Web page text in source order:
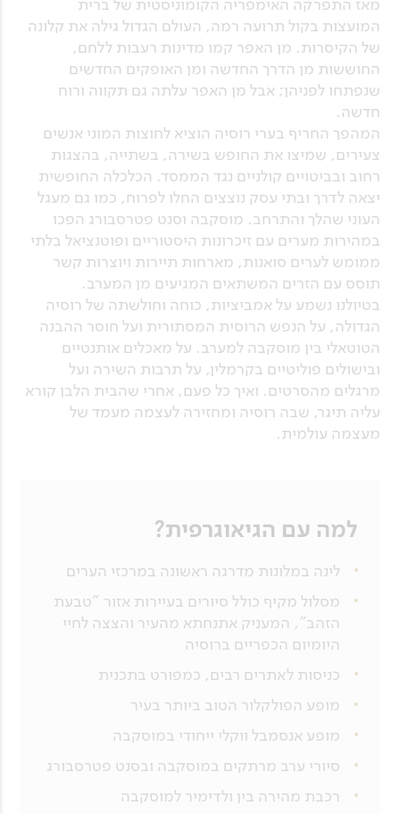
המועצות בקול תרועה רמה, העולם הגדול גילה את קלונה
של הקיסרות. מן האפר קמו מדינות רעבות ללחם,
החוששות מן הדרך החדשה ומן האופקים החדשים
שנפתחו לפניהן; אבל מן האפר עלתה גם תקווה ורוח
חדשה.
המהפך החריף בערי רוסיה הוציא לחוצות המוני אנשים
צעירים, שמיצו את החופש בשירה, בשתייה, בהצגות
רחוב ובביטויים קולניים נגד הממסד. הכלכלה החופשית
יצאה לדרך ובתי עסק נוצצים החלו לפרוח, כמו גם מעגל
העוני שהלך והתרחב. מוסקבה וסנט פטרסבורג הפכו
במהירות מערים עם זיכרונות היסטוריים ופוטנציאל בלתי
ממומש לערים סואנות, מארחות תיירות ויוצרות קשר
תוסס עם הזרים המשתאים המגיעים מן המערב.
בטיולנו נשמע על אמביציות, כוחה וחולשתה של רוסיה
הגדולה, על הנפש הרוסית המסתורית ועל חוסר ההבנה
הטוטאלי בין מוסקבה למערב. על מאכלים אותנטיים
ובישולים פוליטיים בקרמלין, על תרבות השירה ועל
מרגלים מהסרטים. ואיך כל פעם, אחרי שהבית הלבן קורא
עליה תיגר, שבה רוסיה ומחזירה לעצמה מעמד של
מעצמה עולמית.
למה עם הגיאוגרפית?
לינה במלונות מדרגה ראשונה במרכזי הערים
מסלול מקיף כולל סיורים בעיירות אזור "טבעת
הזהב", המעניק אתנחתא מהעיר והצצה לחיי
היומיום הכפריים ברוסיה
כניסות לאתרים רבים, כמפורט בתכנית
מופע הפולקלור הטוב ביותר בעיר
מופע אנסמבל ווקלי ייחודי במוסקבה
סיורי ערב מרתקים במוסקבה ובסנט פטרסבורג
רכבת מהירה בין ולדימיר למוסקבה